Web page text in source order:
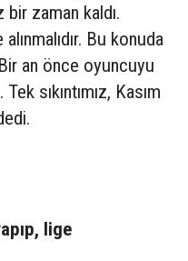
bir zaman kaldı.
Bu konuda
an önce oyuncuyu
sıkıntımız, Kasım
lige